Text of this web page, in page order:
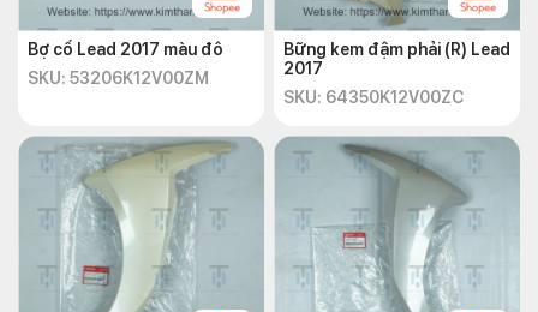
Bợ cổ Lead 2017 màu đô
SKU: 53206K12V00ZM
Bững kem đậm phải (R) Lead
2017
SKU: 64350K12V00ZC